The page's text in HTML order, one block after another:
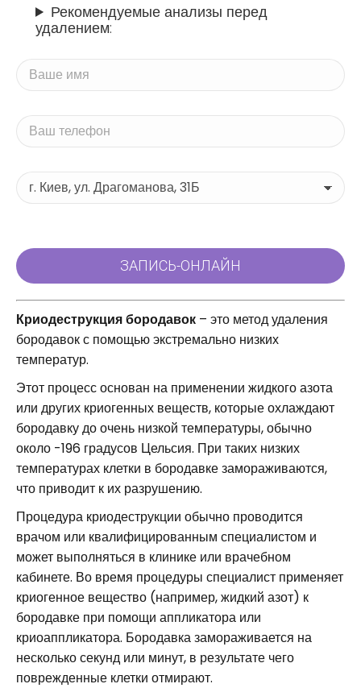
Рекомендуемые анализы перед
удалением:
Криодеструкция бородавок – это метод удаления
бородавок с помощью экстремально низких
температур.
Этот процесс основан на применении жидкого азота
или других криогенных веществ, которые охлаждают
бородавку до очень низкой температуры, обычно
около -196 градусов Цельсия. При таких низких
температурах клетки в бородавке замораживаются,
что приводит к их разрушению.
Процедура криодеструкции обычно проводится
врачом или квалифицированным специалистом и
может выполняться в клинике или врачебном
кабинете. Во время процедуры специалист применяет
криогенное вещество (например, жидкий азот) к
бородавке при помощи аппликатора или
криоаппликатора. Бородавка замораживается на
несколько секунд или минут, в результате чего
поврежденные клетки отмирают.